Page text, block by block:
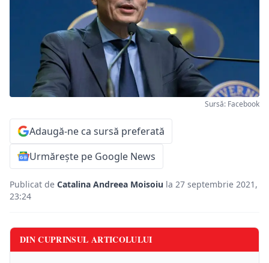
Sursă: Facebook
Adaugă-ne ca sursă preferată
Urmărește pe Google News
Publicat de Catalina Andreea Moisoiu la 27 septembrie 2021,
23:24
DIN CUPRINSUL ARTICOLULUI